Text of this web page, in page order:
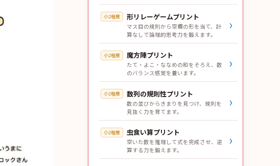
小2程度 形リレーゲームプリント
マス目の規則から空欄の形を当て、計
算なしで論理的思考力を鍛えます。
›
小2程度 魔方陣プリント
たて・よこ・ななめの和をそろえ、数
のバランス感覚を養います。
›
小2程度 数列の規則性プリント
数の並びからきまりを見つけ、規則を
見抜く力を育てます。
›
小2程度 虫食い算プリント
空いた数を推理して式を完成させ、逆
算する力を鍛えます。
›